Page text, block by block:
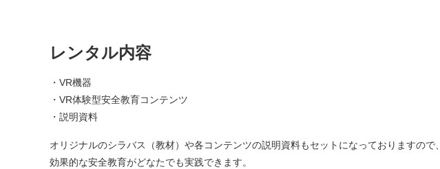
レンタル内容
・VR機器
・VR体験型安全教育コンテンツ
・説明資料
オリジナルのシラバス（教材）や各コンテンツの説明資料もセットになっておりますので、
効果的な安全教育がどなたでも実践できます。